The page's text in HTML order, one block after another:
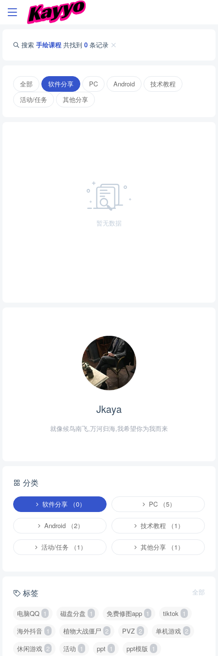
搜索 手绘课程 共找到 0 条记录
全部 软件分享 PC Android
技术教程
活动/任务
其他分享
暂无数据
Jkaya
就像候鸟南飞,万河归海,我希望你为我而来
分类
软件分享 （0） PC （5）
Android （2） 技术教程 （1）
活动/任务 （1） 其他分享 （1）
标签 全部
电脑QQ 1 磁盘分盘 1 免费修图app 1 tiktok 1
海外抖音 1 植物大战僵尸 2 PVZ 2 单机游戏 2
休闲游戏 2 活动 1 ppt 1 ppt模版 1